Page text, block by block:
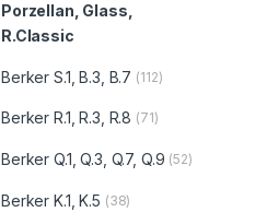
Porzellan, Glass,
R.Classic
Berker S.1, B.3, B.7 (112)
Berker R.1, R.3, R.8 (71)
Berker Q.1, Q.3, Q.7, Q.9 (52)
Berker K.1, K.5 (38)